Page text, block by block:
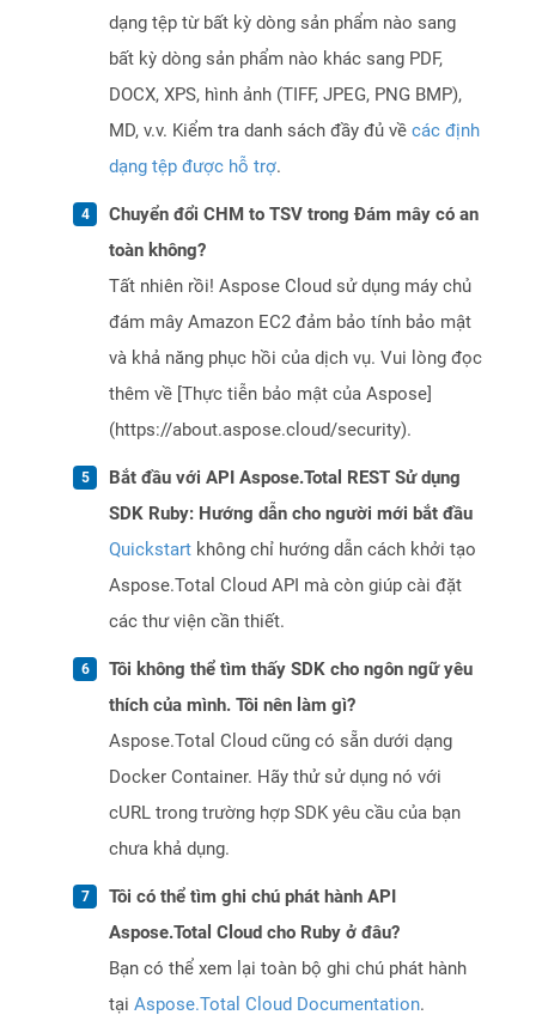
dạng tệp từ bất kỳ dòng sản phẩm nào sang
bất kỳ dòng sản phẩm nào khác sang PDF,
DOCX, XPS, hình ảnh (TIFF, JPEG, PNG BMP),
MD, v.v. Kiểm tra danh sách đầy đủ về các định
dạng tệp được hỗ trợ.
Chuyển đổi CHM to TSV trong Đám mây có an
toàn không?
Tất nhiên rồi! Aspose Cloud sử dụng máy chủ
đám mây Amazon EC2 đảm bảo tính bảo mật
và khả năng phục hồi của dịch vụ. Vui lòng đọc
thêm về [Thực tiễn bảo mật của Aspose]
(https://about.aspose.cloud/security).
Bắt đầu với API Aspose.Total REST Sử dụng
SDK Ruby: Hướng dẫn cho người mới bắt đầu
Quickstart không chỉ hướng dẫn cách khởi tạo
Aspose.Total Cloud API mà còn giúp cài đặt
các thư viện cần thiết.
Tôi không thể tìm thấy SDK cho ngôn ngữ yêu
thích của mình. Tôi nên làm gì?
Aspose.Total Cloud cũng có sẵn dưới dạng
Docker Container. Hãy thử sử dụng nó với
cURL trong trường hợp SDK yêu cầu của bạn
chưa khả dụng.
Tôi có thể tìm ghi chú phát hành API
Aspose.Total Cloud cho Ruby ở đâu?
Bạn có thể xem lại toàn bộ ghi chú phát hành
tại Aspose.Total Cloud Documentation.